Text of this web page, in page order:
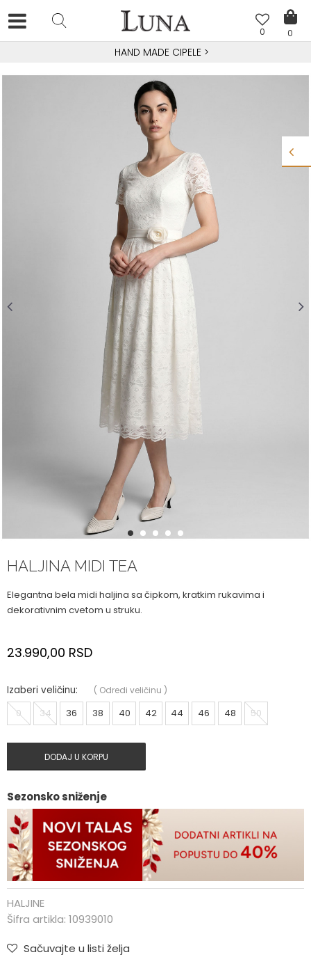
0
0
HAND MADE CIPELE>
1 2 3 4 5
HALJINA MIDI TEA
Elegantna bela midi haljina sa čipkom, kratkim rukavima i
dekorativnim cvetom u struku.
23.990,00 RSD
Izaberi veličinu: ( Odredi veličinu )
0 34 36 38 40 42 44 46 48 50
DODAJ U KORPU
Sezonsko sniženje
HALJINE
Šifra artikla: 10939010
Sačuvajte u listi želja